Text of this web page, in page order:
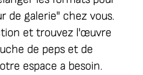
de galerie" chez vous.
et trouvez l'œuvre
de peps et de
espace a besoin.